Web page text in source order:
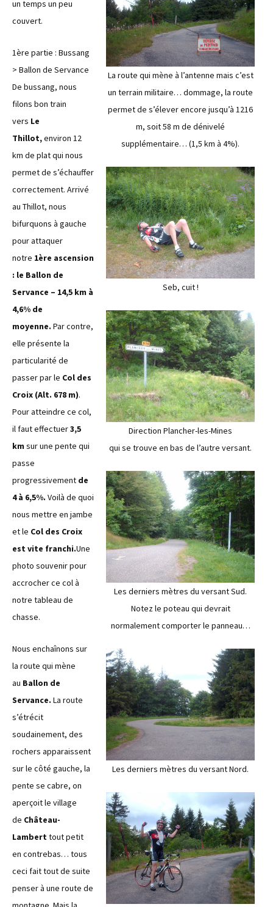
un temps un peu
couvert.
1ère partie : Bussang
> Ballon de Servance
De bussang, nous
filons bon train
vers Le
Thillot,environ 12
km de plat qui nous
permet de s’échauffer
correctement. Arrivé
au Thillot, nous
bifurquons à gauche
pour attaquer
notre 1ère ascension
: le Ballon de
Servance – 14,5 km à
4,6% de
moyenne. Par contre,
elle présente la
particularité de
passer par le Col des
Croix (Alt. 678 m).
Pour atteindre ce col,
il faut effectuer3,5
km sur une pente qui
passe
progressivement de
4 à 6,5%. Voilà de quoi
nous mettre en jambe
et le Col des Croix
est vite franchi.Une
photo souvenir pour
accrocher ce col à
notre tableau de
chasse.
Nous enchaînons sur
la route qui mène
au Ballon de
Servance. La route
s’étrécit
soudainement, des
rochers apparaissent
sur le côté gauche, la
pente se cabre, on
aperçoit le village
de Château-
Lamberttout petit
en contrebas… tous
ceci fait tout de suite
penser à une route de
La route qui mène à l’antenne mais c’est
un terrain militaire… dommage, la route
permet de s’élever encore jusqu’à 1216
m, soit 58 m de dénivelé
supplémentaire… (1,5 km à 4%).
Seb, cuit !
Direction Plancher-les-Mines
qui se trouve en bas de l’autre versant.
Les derniers mètres du versant Sud.
Notez le poteau qui devrait
normalement comporter le panneau…
Les derniers mètres du versant Nord.